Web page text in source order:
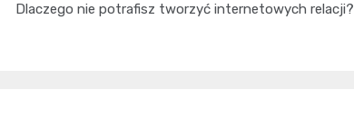
Dlaczego nie potrafisz tworzyć internetowych relacji?